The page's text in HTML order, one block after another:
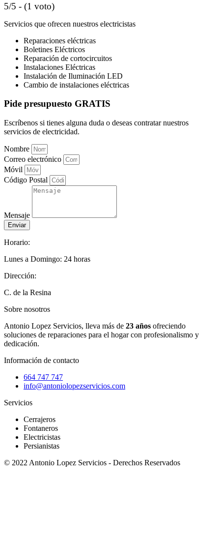
5/5 - (1 voto)
Servicios que ofrecen nuestros electricistas
Reparaciones eléctricas
Boletines Eléctricos
Reparación de cortocircuitos
Instalaciones Eléctricas
Instalación de Iluminación LED
Cambio de instalaciones eléctricas
Pide presupuesto GRATIS
Escríbenos si tienes alguna duda o deseas contratar nuestros
servicios de electricidad.
Nombre
Correo electrónico
Móvil
Código Postal
Mensaje
Enviar
Horario:
Lunes a Domingo: 24 horas
Dirección:
C. de la Resina
Sobre nosotros
Antonio Lopez Servicios, lleva más de 23 años ofreciendo
soluciones de reparaciones para el hogar con profesionalismo y
dedicación.
Información de contacto
664 747 747
info@antoniolopezservicios.com
Servicios
Cerrajeros
Fontaneros
Electricistas
Persianistas
© 2022 Antonio Lopez Servicios - Derechos Reservados